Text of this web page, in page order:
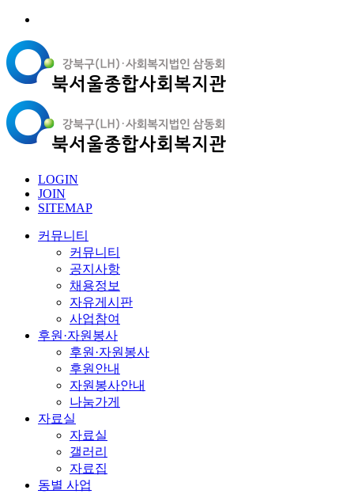
LOGIN
JOIN
SITEMAP
커뮤니티
커뮤니티
공지사항
채용정보
자유게시판
사업참여
후원·자원봉사
후원·자원봉사
후원안내
자원봉사안내
나눔가게
자료실
자료실
갤러리
자료집
동별 사업